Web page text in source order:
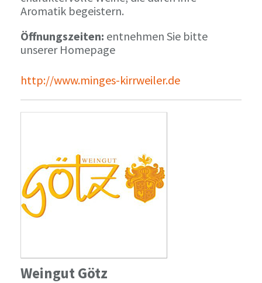
Aromatik begeistern.
Öffnungszeiten: entnehmen Sie bitte
unserer Homepage
http://www.minges-kirrweiler.de
Weingut Götz